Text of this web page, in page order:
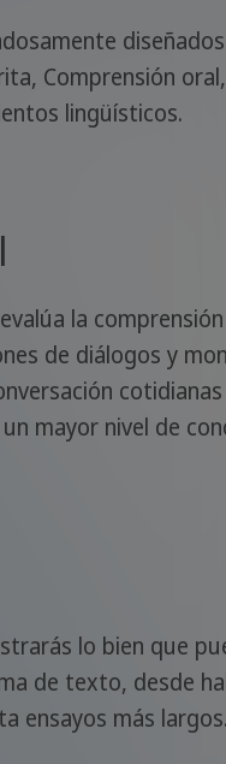
Comprensión
lingüísticos.
la
de diálogos y
mayor nivel de
lo bien que
de texto, desde
ensayos más largos.